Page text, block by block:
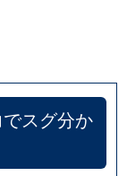
スグ分か